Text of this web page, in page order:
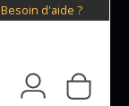
Besoin d'aide ?